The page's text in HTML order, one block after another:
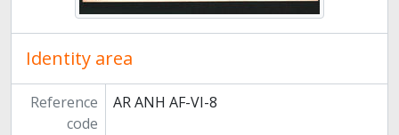
Identity area
Reference
code
AR ANH AF-VI-8